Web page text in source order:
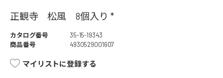
正観寺 松風 8個入り *
カタログ番号
35-15-19343
商品番号
4930529001607
マイリストに登録する